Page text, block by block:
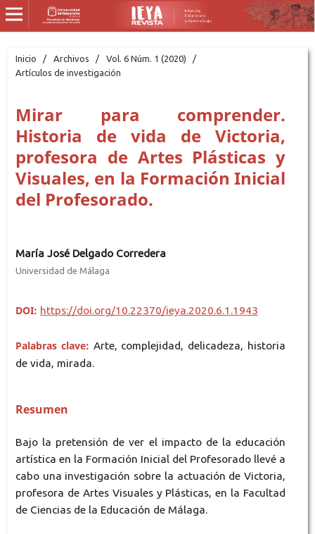
Inicio / Archivos / Vol. 6 Núm. 1 (2020)
/
Artículos de investigación
Mirar para comprender.
Historia de vida de Victoria,
profesora de Artes Plásticas y
Visuales, en la Formación Inicial
del Profesorado.
María José Delgado Corredera
Universidad de Málaga
DOI: https://doi.org/10.22370/ieya.2020.6.1.1943
Palabras clave: Arte, complejidad, delicadeza, historia
de vida, mirada.
Resumen
Bajo la pretensión de ver el impacto de la educación
artística en la Formación Inicial del Profesorado llevé a
cabo una investigación sobre la actuación de Victoria,
profesora de Artes Visuales y Plásticas, en la Facultad
de Ciencias de la Educación de Málaga.